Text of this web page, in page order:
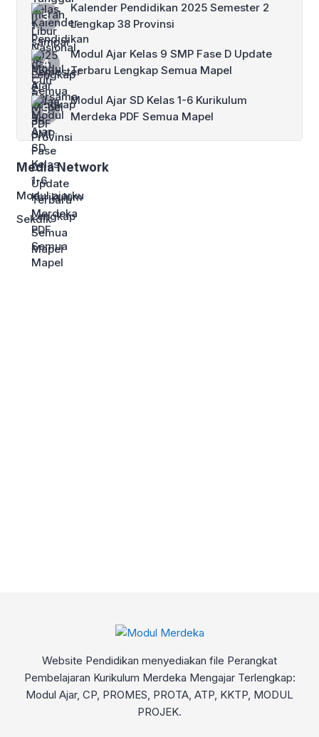
Kalender Pendidikan 2025 Semester 2
Lengkap 38 Provinsi
Modul Ajar Kelas 9 SMP Fase D Update
Terbaru Lengkap Semua Mapel
Modul Ajar SD Kelas 1-6 Kurikulum
Merdeka PDF Semua Mapel
Media Network
Modul ajarku
Sekdik
Website Pendidikan menyediakan file Perangkat
Pembelajaran Kurikulum Merdeka Mengajar Terlengkap:
Modul Ajar, CP, PROMES, PROTA, ATP, KKTP, MODUL
PROJEK.